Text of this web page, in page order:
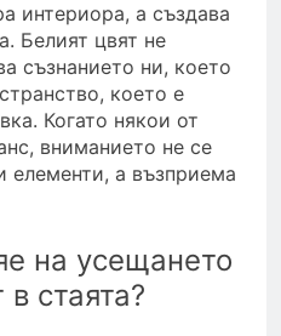
интериора, а създава
Белият цвят не
съзнанието ни, което
което е
Когато някои от
вниманието не се
елементи, а възприема
на усещането
стаята?